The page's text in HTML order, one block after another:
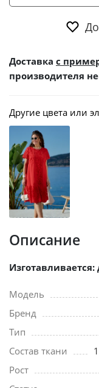
Доставка с
производителя
Другие цвета или
Описание
Модель
Бренд
Тип
Состав ткани
Рост